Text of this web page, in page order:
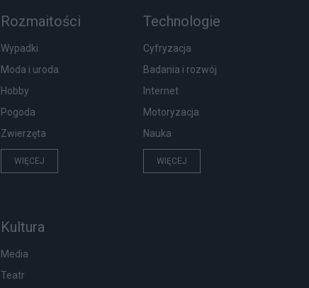
Rozmaitości
Wypadki
Moda i uroda
Hobby
Pogoda
Zwierzęta
WIĘCEJ
Technologie
Cyfryzacja
Badania i rozwój
Internet
Motoryzacja
Nauka
WIĘCEJ
Kultura
Media
Teatr